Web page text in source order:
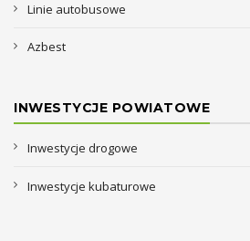
Linie autobusowe
Azbest
INWESTYCJE POWIATOWE
Inwestycje drogowe
Inwestycje kubaturowe